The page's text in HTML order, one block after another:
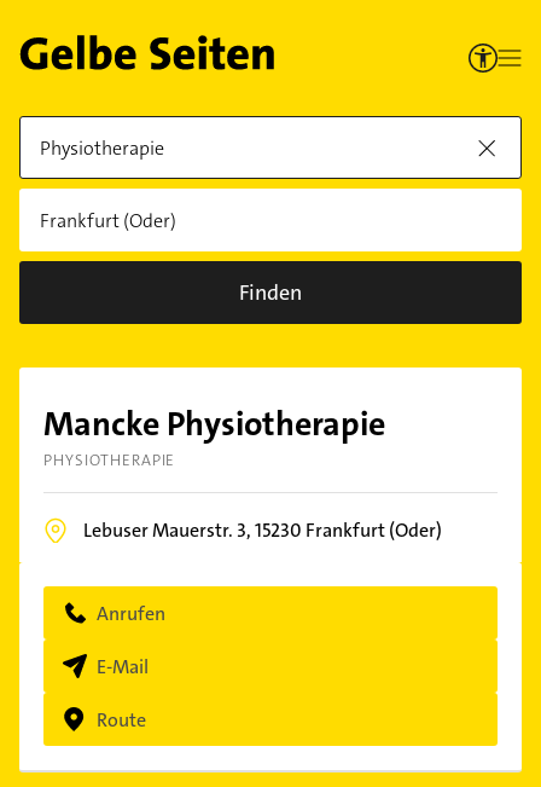
Finden
Mancke Physiotherapie
PHYSIOTHERAPIE
Lebuser Mauerstr. 3,15230 Frankfurt (Oder)
Anrufen
E-Mail
Route